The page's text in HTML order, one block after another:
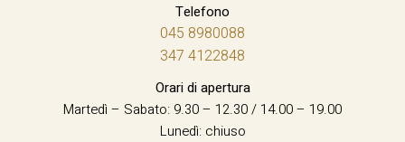
Telefono
045 8980088
347 4122848
Orari di apertura
Martedì – Sabato: 9.30 – 12.30 / 14.00 – 19.00
Lunedì: chiuso